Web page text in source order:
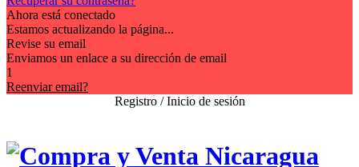
Ahora está conectado
Estamos actualizando la página...
Revise su email
Enviamos un enlace a su dirección de email
1
Reenviar email?
Registro / Inicio de sesión